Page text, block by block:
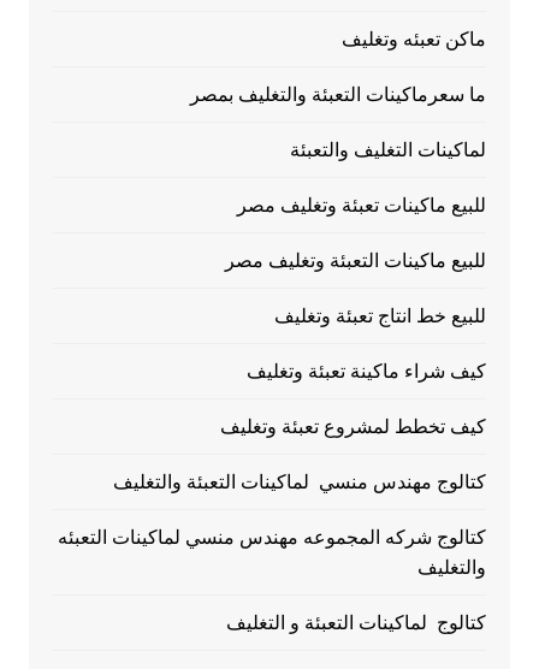
ماكن تعبئه وتغليف
ما سعرماكينات التعبئة والتغليف بمصر
لماكينات التغليف والتعبئة
للبيع ماكينات تعبئة وتغليف مصر
للبيع ماكينات التعبئة وتغليف مصر
للبيع خط انتاج تعبئة وتغليف
كيف شراء ماكينة تعبئة وتغليف
كيف تخطط لمشروع تعبئة وتغليف
كتالوج مهندس منسي لماكينات التعبئة والتغليف
كتالوج شركه المجموعه مهندس منسي لماكينات التعبئه
والتغليف
كتالوج لماكينات التعبئة و التغليف